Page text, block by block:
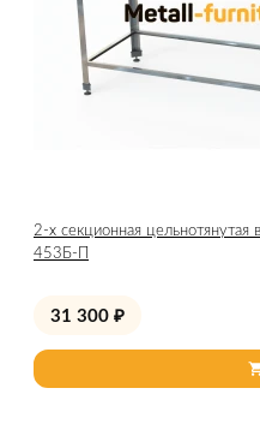
2-х секционная
453Б-П
31 300 ₽